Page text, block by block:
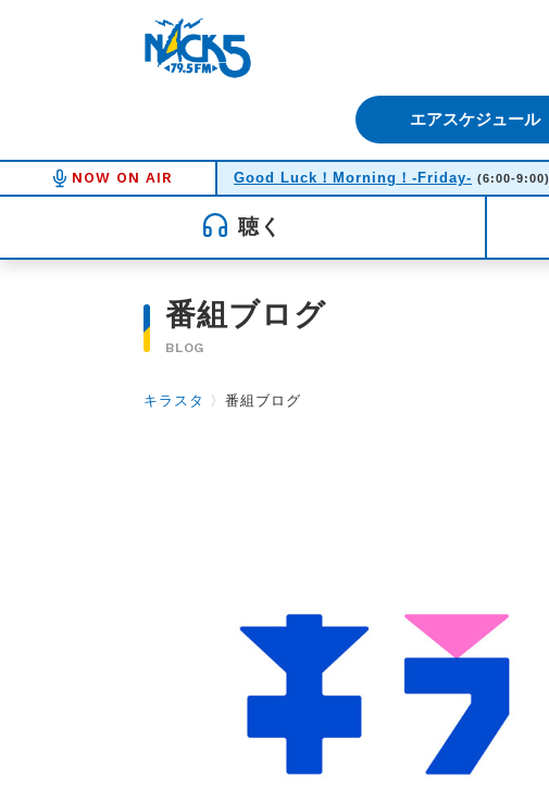
エアスケジュール
NOW ON AIR Good Luck！Morning！-Friday- (6:00-9:00)
聴く
番組ブログ
BLOG
キラスタ 〉 番組ブログ